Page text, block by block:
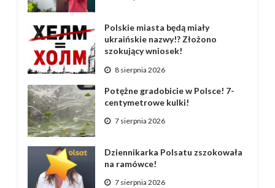
Polskie miasta będą miały
ukraińskie nazwy!? Złożono
szokujący wniosek!
8 sierpnia 2026
Potężne gradobicie w Polsce! 7-
centymetrowe kulki!
7 sierpnia 2026
Dziennikarka Polsatu zszokowała
na ramówce!
7 sierpnia 2026